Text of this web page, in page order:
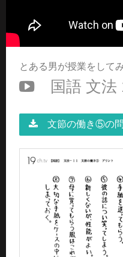
とある男が授業をして
国語 文
文節の働き⑤の